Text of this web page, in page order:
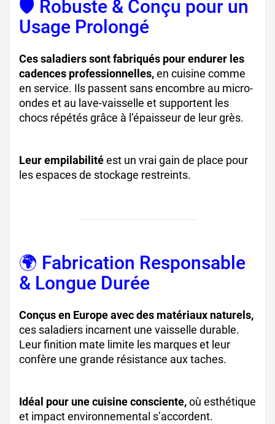
🛡️ Robuste & Conçu pour un
Usage Prolongé
Ces saladiers sont fabriqués pour endurer les
cadences professionnelles,en cuisine comme
en service. Ils passent sans encombre au micro-
ondes et au lave-vaisselle et supportent les
chocs répétés grâce à l’épaisseur de leur grès.
Leur empilabilitéest un vrai gain de place pour
les espaces de stockage restreints.
🌍 Fabrication Responsable
& Longue Durée
Conçus en Europe avec des matériaux naturels,
ces saladiers incarnent une vaisselle durable.
Leur finition mate limite les marques et leur
confère une grande résistance aux taches.
Idéal pour une cuisine consciente,où esthétique
et impact environnemental s’accordent.